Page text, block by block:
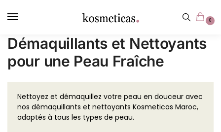
principal
0
Démaquillants et Nettoyants
pour une Peau Fraîche
Nettoyez et démaquillez votre peau en douceur avec
nos démaquillants et nettoyants Kosmeticas Maroc,
adaptés à tous les types de peau.